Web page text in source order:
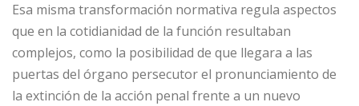
Esa misma transformación normativa regula aspectos
que en la cotidianidad de la función resultaban
complejos, como la posibilidad de que llegara a las
puertas del órgano persecutor el pronunciamiento de
la extinción de la acción penal frente a un nuevo